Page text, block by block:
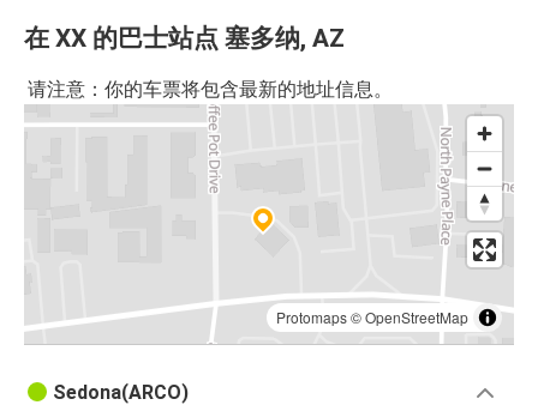
在 XX 的巴士站点 塞多纳, AZ
请注意：你的车票将包含最新的地址信息。
Protomaps©OpenStreetMap
Sedona(ARCO)